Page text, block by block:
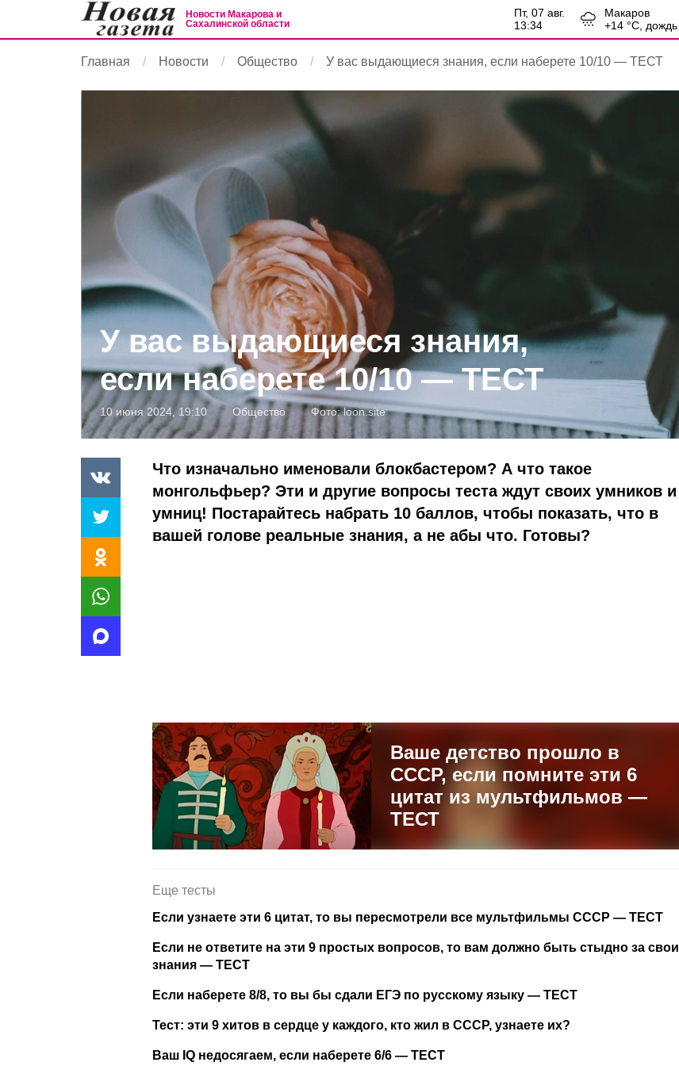
Новости Макарова и
Сахалинской области
пт, 07 авг.
13:34
Макаров
+14 °С, дождь
Главная Новости Общество У вас выдающиеся знания, если наберете 10/10 — ТЕСТ
У вас выдающиеся знания,
если наберете 10/10 — ТЕСТ
10 июня 2024, 19:10 Общество Фото:loon.site
Что изначально именовали блокбастером? А что такое
монгольфьер? Эти и другие вопросы теста ждут своих умников и
умниц! Постарайтесь набрать 10 баллов, чтобы показать, что в
вашей голове реальные знания, а не абы что. Готовы?
Ваше детство прошло в
СССР, если помните эти 6
цитат из мультфильмов —
ТЕСТ
Еще тесты
Если узнаете эти 6 цитат, то вы пересмотрели все мультфильмы СССР — ТЕСТ
Если не ответите на эти 9 простых вопросов, то вам должно быть стыдно за свои
знания — ТЕСТ
Если наберете 8/8, то вы бы сдали ЕГЭ по русскому языку — ТЕСТ
Тест: эти 9 хитов в сердце у каждого, кто жил в СССР, узнаете их?
Ваш IQ недосягаем, если наберете 6/6 — ТЕСТ